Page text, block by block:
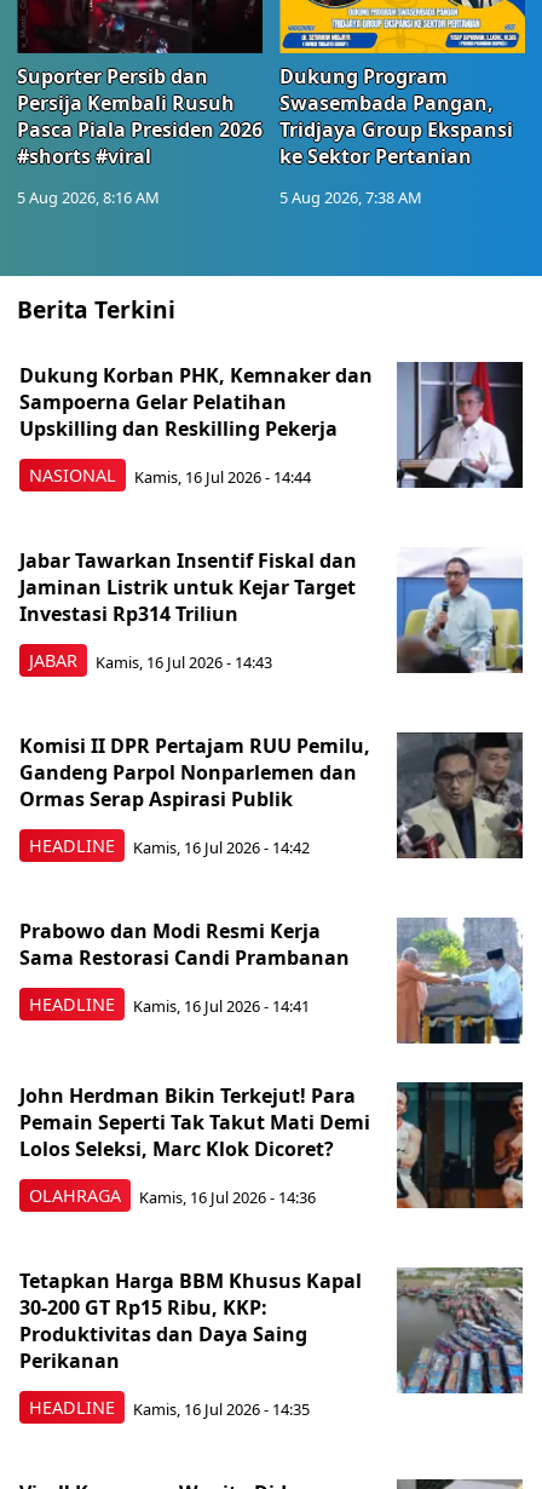
Suporter Persib dan
Persija Kembali Rusuh
Pasca Piala Presiden 2026
#shorts #viral
5 Aug 2026, 8:16 AM
Dukung Program
Swasembada Pangan,
Tridjaya Group Ekspansi
ke Sektor Pertanian
5 Aug 2026, 7:38 AM
Berita Terkini
NASIONAL
Dukung Korban PHK, Kemnaker dan
Sampoerna Gelar Pelatihan
Upskilling dan Reskilling Pekerja
Kamis, 16 Jul 2026 - 14:44
JABAR
Jabar Tawarkan Insentif Fiskal dan
Jaminan Listrik untuk Kejar Target
Investasi Rp314 Triliun
Kamis, 16 Jul 2026 - 14:43
HEADLINE
Komisi II DPR Pertajam RUU Pemilu,
Gandeng Parpol Nonparlemen dan
Ormas Serap Aspirasi Publik
Kamis, 16 Jul 2026 - 14:42
HEADLINE
Prabowo dan Modi Resmi Kerja
Sama Restorasi Candi Prambanan
Kamis, 16 Jul 2026 - 14:41
OLAHRAGA
John Herdman Bikin Terkejut! Para
Pemain Seperti Tak Takut Mati Demi
Lolos Seleksi, Marc Klok Dicoret?
Kamis, 16 Jul 2026 - 14:36
HEADLINE
Tetapkan Harga BBM Khusus Kapal
30-200 GT Rp15 Ribu, KKP:
Produktivitas dan Daya Saing
Perikanan
Kamis, 16 Jul 2026 - 14:35